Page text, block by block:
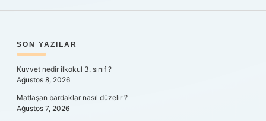
SIDEBAR
SON YAZILAR
Kuvvet nedir ilkokul 3. sınıf ?
Ağustos 8, 2026
Matlaşan bardaklar nasıl düzelir ?
Ağustos 7, 2026